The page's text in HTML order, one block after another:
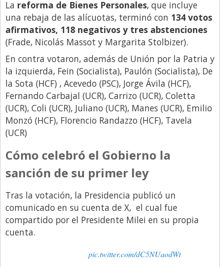
La reforma de Bienes Personales, que incluye
una rebaja de las alícuotas, terminó con 134 votos
afirmativos, 118 negativos y tres abstenciones
(Frade, Nicolás Massot y Margarita Stolbizer).
En contra votaron, además de Unión por la Patria y
la izquierda, Fein (Socialista), Paulón (Socialista), De
la Sota (HCF) , Acevedo (PSC), Jorge Ávila (HCF),
Fernando Carbajal (UCR), Carrizo (UCR), Coletta
(UCR), Coli (UCR), Juliano (UCR), Manes (UCR), Emilio
Monzó (HCF), Florencio Randazzo (HCF), Tavela
(UCR)
Cómo celebró el Gobierno la
sanción de su primer ley
Tras la votación, la Presidencia publicó un
comunicado en su cuenta de X, el cual fue
compartido por el Presidente Milei en su propia
cuenta.
pic.twitter.com/dC5NUaodWt